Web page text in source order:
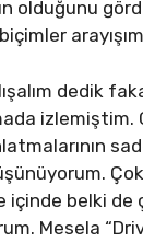
dedik
belki de
Mesela